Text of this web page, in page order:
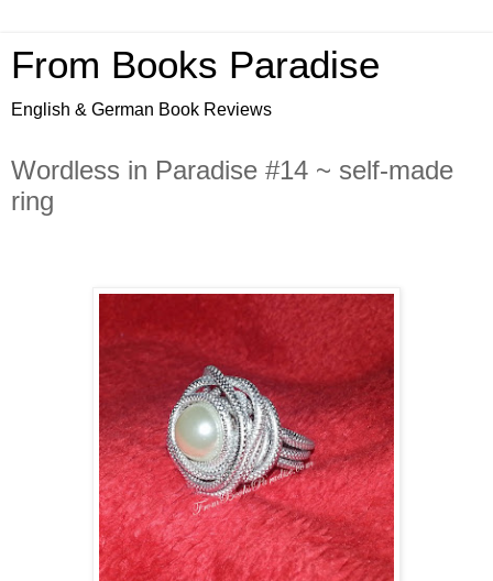
From Books Paradise
English & German Book Reviews
Wordless in Paradise #14 ~ self-made
ring